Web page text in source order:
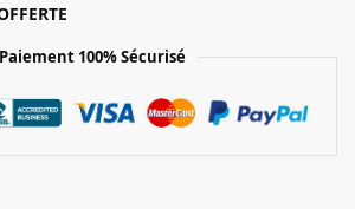
Paiement 100% Sécurisé